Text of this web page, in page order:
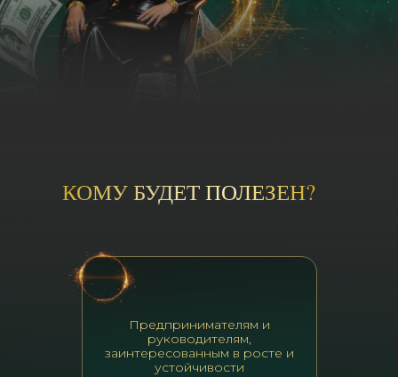
КОМУ БУДЕТ ПОЛЕЗЕН?
Предпринимателям и
руководителям,
заинтересованным в росте и
устойчивости